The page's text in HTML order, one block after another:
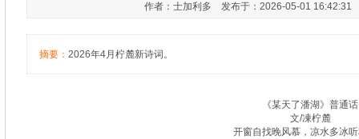
作者：士加利多 发布于：2026-05-01 16:42:31
摘要： 2026年4月柠麓新诗词。
《某天了潘湖》普通话
文/凍柠麓
开窗自找晚风慕，凉水多冰